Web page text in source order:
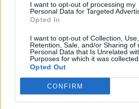
I want to opt-out of processing my
Personal Data for Targeted
Opted In
I want to opt-out of Collection, Use,
Retention, Sale, and/or Sharing of
Personal Data that Is Unrelated
Purposes for which it was collected.
Opted Out
CONFIRM
doppietta di Tapparello
8 Ago 2026
Il Latte Dolce prende
Mascia, Sorgente,
gli altri acquisti
8 Ago 2026